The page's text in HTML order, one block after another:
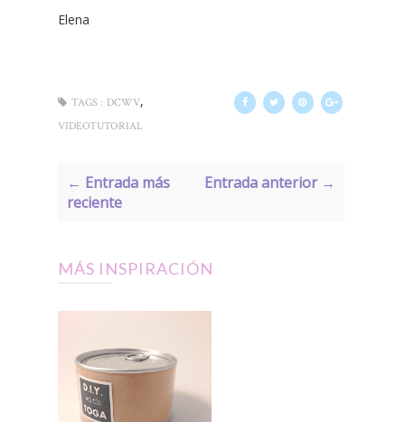
Elena
TAGS : DCWV,
VIDEOTUTORIAL
← Entrada más
reciente
Entrada anterior →
MÁS INSPIRACIÓN